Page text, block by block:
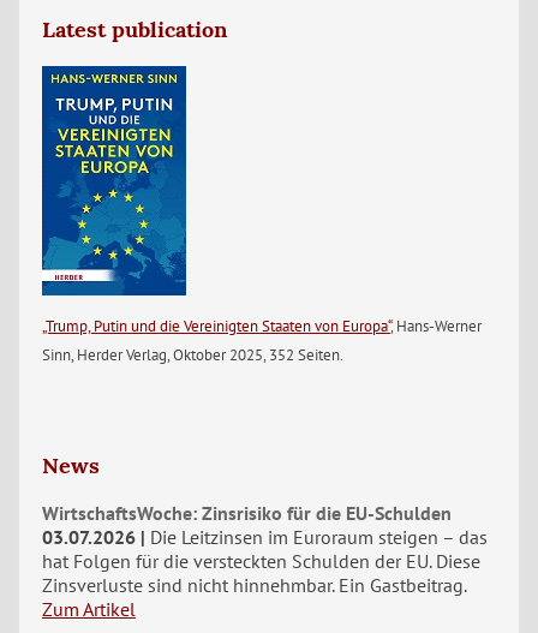
Latest publication
„Trump, Putin und die Vereinigten Staaten von Europa“, Hans-Werner
Sinn, Herder Verlag, Oktober 2025, 352 Seiten.
News
WirtschaftsWoche: Zinsrisiko für die EU-Schulden
03.07.2026
Die Leitzinsen im Euroraum steigen – das
hat Folgen für die versteckten Schulden der EU. Diese
Zinsverluste sind nicht hinnehmbar. Ein Gastbeitrag.
Zum Artikel